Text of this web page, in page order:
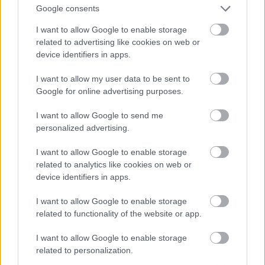
Google consents
I want to allow Google to enable storage
related to advertising like cookies on web or
device identifiers in apps.
I want to allow my user data to be sent to
Google for online advertising purposes.
I want to allow Google to send me
personalized advertising.
I want to allow Google to enable storage
related to analytics like cookies on web or
device identifiers in apps.
I want to allow Google to enable storage
related to functionality of the website or app.
I want to allow Google to enable storage
related to personalization.
ideológiák is sok kegyetlenséget hoztak a világra,
inkább alátámasztja az általános konklúziót:
igazabb és jobb hit nélkül élni. Legyen az istenhit,
ufóhit, aurahit, kommunizmus, nácizmus, vagy
akármilyen hit.
A hívők valahogy azt nehezen akarják felfogni, illetve
elismerni, hogy a kommunisták az ateizmusuk miatt
igen kevés papot öltek meg. Ők az ateizmust akarják
hibáztatni a kommunisták összes rémtettéért, csak,
mert többnyire ateisták voltak, függetlenül attól,
hogy eme tettekben az ateizmus szerepet játszott-e,
vagy sem. Ők nem akarják felfogni, hogy a
kommunisták elsősorban kommunisták voltak, és
voltak. Hogy rémtetteikben az ateizmusuk igen
ritkán játszott szerepet, illetve általában igen csekély
kommunizmusuk.